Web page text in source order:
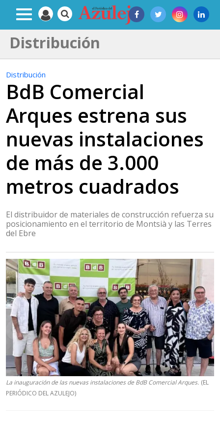
Distribución
Distribución
BdB Comercial
Arques estrena sus
nuevas instalaciones
de más de 3.000
metros cuadrados
El distribuidor de materiales de construcción refuerza su
posicionamiento en el territorio de Montsià y las Terres
del Ebre
La inauguración de las nuevas instalaciones de BdB Comercial Arques. (EL
PERIÓDICO DEL AZULEJO)